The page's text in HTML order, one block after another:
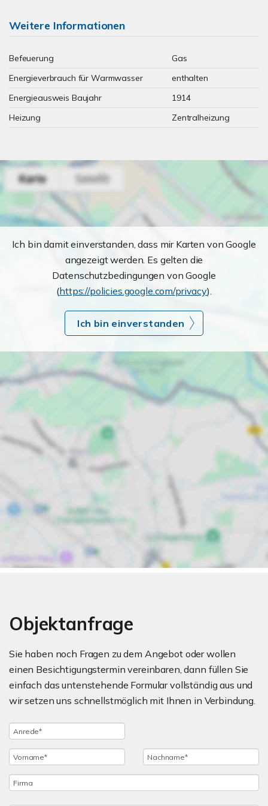
Weitere Informationen
Befeuerung
Gas
Energieverbrauch für Warmwasser
enthalten
Energieausweis Baujahr
1914
Heizung
Zentralheizung
Ich bin damit einverstanden, dass mir Karten von Google
angezeigt werden. Es gelten die
Datenschutzbedingungen von Google
(https://policies.google.com/privacy).
Ich bin einverstanden
Objektanfrage
Sie haben noch Fragen zu dem Angebot oder wollen
einen Besichtigungstermin vereinbaren, dann füllen Sie
einfach das untenstehende Formular vollständig aus und
wir setzen uns schnellstmöglich mit Ihnen in Verbindung.